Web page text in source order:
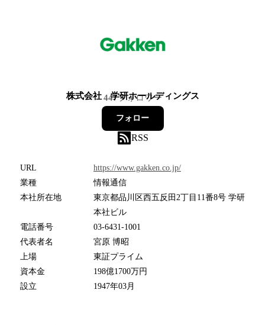
株式会社 学研ホールディングス
447フォロワー
フォロー
RSS
URL
https://www.gakken.co.jp/
業種
情報通信
本社所在地
東京都品川区西五反田2丁目11番8号 学研
本社ビル
電話番号
03-6431-1001
代表者名
宮原 博昭
上場
東証プライム
資本金
198億1700万円
設立
1947年03月